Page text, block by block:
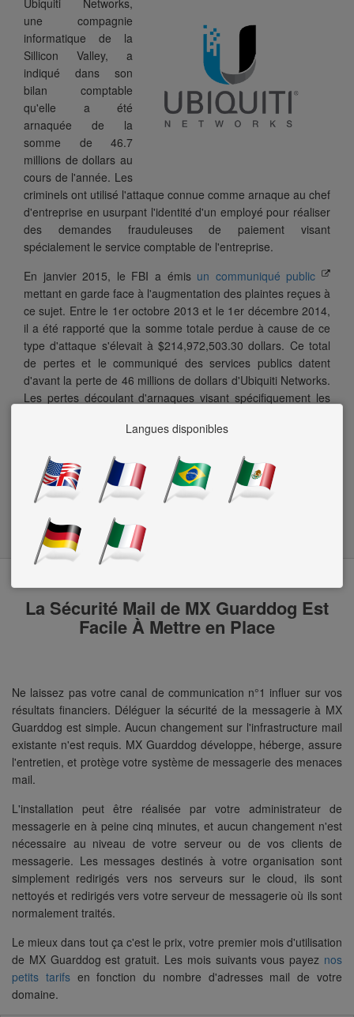
Ubiquiti Networks,
une compagnie
informatique de la
Sillicon Valley, a
indiqué dans son
bilan comptable
qu'elle a été
arnaquée de la
somme de 46.7
millions de dollars au
cours de l'année. Les
criminels ont utilisé l'attaque connue comme arnaque au chef
d'entreprise en usurpant l'identité d'un employé pour réaliser
des demandes frauduleuses de paiement visant
spécialement le service comptable de l'entreprise.
En janvier 2015, le FBI a émis un communiqué public
mettant en garde face à l'augmentation des plaintes reçues à
ce sujet. Entre le 1er octobre 2013 et le 1er décembre 2014,
il a été rapporté que la somme totale perdue à cause de ce
type d'attaque s'élevait à $214,972,503.30 dollars. Ce total
de pertes et le communiqué des services publics datent
d'avant la perte de 46 millions de dollars d'Ubiquiti Networks.
Les pertes découlant d'arnaques visant spécifiquement les
entreprise être la prochaine victime.
Avec des attaques maintenant spécifiquement conçues pour
cibler une entreprise en particulier, un système de sécurité
mail de qualité et une adéquate formation du personnel est
essentielle à toute entreprise qui fait des affaires en-ligne.
La Sécurité Mail de MX Guarddog Est
Facile À Mettre en Place
Ne laissez pas votre canal de communication n°1 influer sur vos
résultats financiers. Déléguer la sécurité de la messagerie à MX
Guarddog est simple. Aucun changement sur l'infrastructure mail
existante n'est requis. MX Guarddog développe, héberge, assure
l'entretien, et protège votre système de messagerie des menaces
mail.
L'installation peut être réalisée par votre administrateur de
messagerie en à peine cinq minutes, et aucun changement n'est
nécessaire au niveau de votre serveur ou de vos clients de
messagerie. Les messages destinés à votre organisation sont
simplement redirigés vers nos serveurs sur le cloud, ils sont
nettoyés et redirigés vers votre serveur de messagerie où ils sont
normalement traités.
Le mieux dans tout ça c'est le prix, votre premier mois d'utilisation
de MX Guarddog est gratuit. Les mois suivants vous payez nos
petits tarifsen fonction du nombre d'adresses mail de votre
domaine.
Langues disponibles